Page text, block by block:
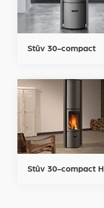
Stûv 30-compact
Stûv 30-compact H